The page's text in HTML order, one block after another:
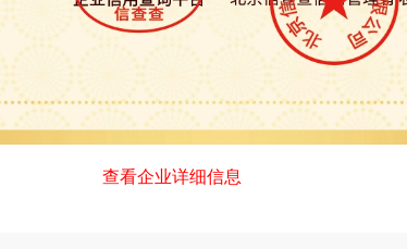
查看企业详细信息